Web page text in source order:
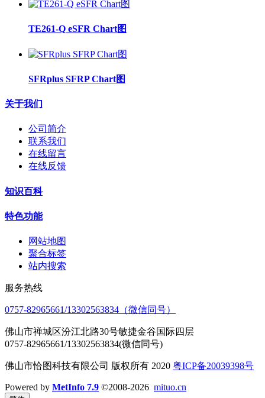
TE261-Q eSFR Chart图
SFRplus SFRP Chart图
关于我们
公司简介
联系我们
在线留言
在线反馈
知识百科
特色功能
网站地图
聚合标签
站内搜索
服务热线
0757-82965661/13302563834（微信同号）
佛山市禅城区汾江北路30号敏捷金谷国际四层
0757-82965661/13302563834(微信同号)
佛山市恰图科技有限公司 版权所有 2020 粤ICP备20039398号
Powered by MetInfo 7.9 ©2008-2026 mituo.cn